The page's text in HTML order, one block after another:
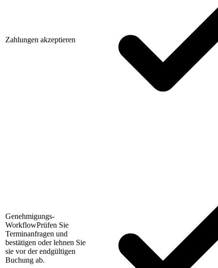
Zahlungen akzeptieren
Genehmigungs-
WorkflowPrüfen Sie
Terminanfragen und
bestätigen oder lehnen Sie
sie vor der endgültigen
Buchung ab.